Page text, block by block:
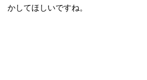
かしてほしいですね。